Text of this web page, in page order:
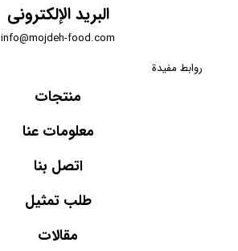
البريد الإلكتروني
info@mojdeh-food.com
روابط مفيدة
منتجات
معلومات عنا
اتصل بنا
طلب تمثيل
مقالات